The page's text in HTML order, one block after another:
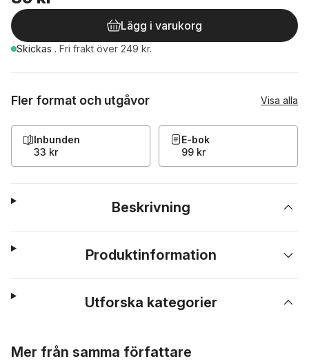
Lägg i varukorg
Skickas . Fri frakt över 249 kr.
Fler format och utgåvor Visa alla
Inbunden
33 kr
E-bok
99 kr
Beskrivning
Produktinformation
Utforska kategorier
Mer från samma författare